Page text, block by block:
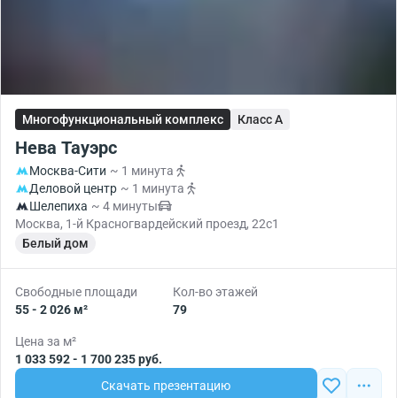
Многофункциональный комплекс Класс A
Нева Тауэрс
Москва-Сити ~ 1 минута
Деловой центр ~ 1 минута
Шелепиха ~ 4 минуты
Москва, 1-й Красногвардейский проезд, 22с1
Белый дом
Свободные площади
55 - 2 026 м²
Кол-во этажей
79
Цена за м²
1 033 592 - 1 700 235 руб.
Скачать презентацию